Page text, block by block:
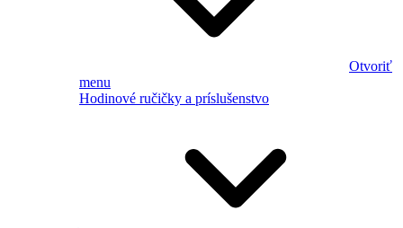
Otvoriť
menu
Hodinové ručičky a príslušenstvo